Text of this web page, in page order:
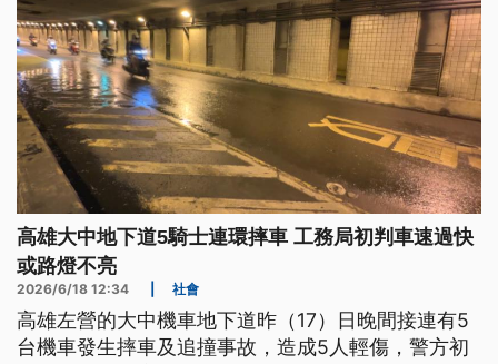
高雄大中地下道5騎士連環摔車 工務局初判車速過快
或路燈不亮
2026/6/18 12:34 社會
高雄左營的大中機車地下道昨（17）日晚間接連有5
台機車發生摔車及追撞事故，造成5人輕傷，警方初